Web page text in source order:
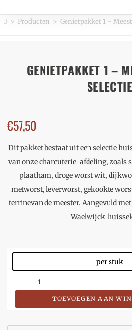
> Producten > Genietpakket 1 –
GENIETPAKKET 1 –
SELECTIE
€57,50
Dit pakket bestaat uit een selectie
van onze charcuterie-afdeling, zoals
plaatham, droge worst wit,
metworst, leverworst, gekookte
terrinevan de meester. Aangevuld
Waelwijck-
per stuk
TOEVOEGEN AAN